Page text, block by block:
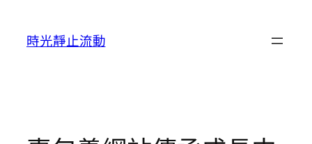
時光靜止流動